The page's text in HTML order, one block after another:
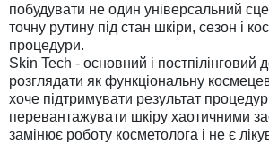
побудувати не один універсальний
точну рутину під стан шкіри, сезон і
процедури.
Skin Tech - основний і постпілінговий
розглядати як функціональну
хоче підтримувати результат процедур
перевантажувати шкіру хаотичними
замінює роботу косметолога і не є